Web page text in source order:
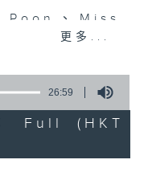
、Miss
的經歷
更多...
26:59
Full (HKT